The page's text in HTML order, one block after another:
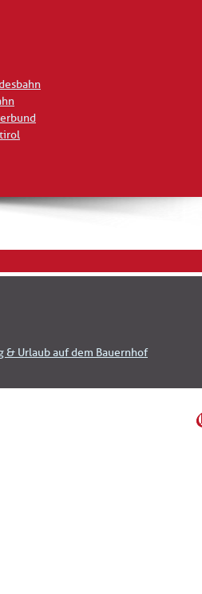
Urlaub auf dem Bauernhof